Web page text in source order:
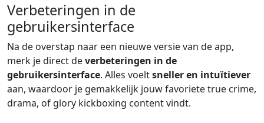
Verbeteringen in de
gebruikersinterface
Na de overstap naar een nieuwe versie van de app,
merk je direct deverbeteringen in de
gebruikersinterface. Alles voeltsneller en intuïtiever
aan, waardoor je gemakkelijk jouw favoriete true crime,
drama, of glory kickboxing content vindt.